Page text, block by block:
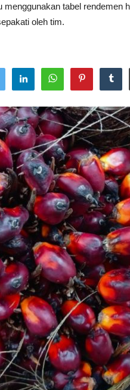
tabel rendemen
oleh tim.